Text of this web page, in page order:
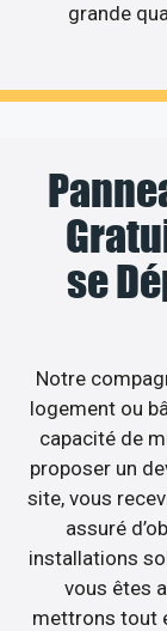
grande
se
Notre
logement ou
capacité de
proposer un
site, vous
assuré
installations
vous êtes
mettrons tout